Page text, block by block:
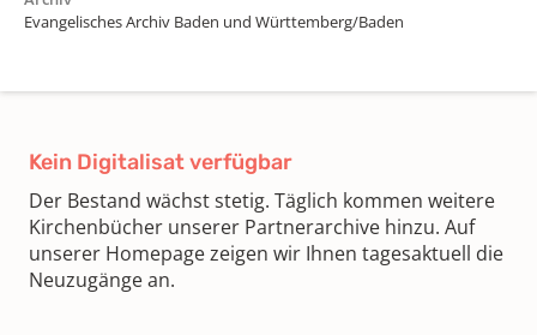
Evangelisches Archiv Baden und Württemberg/Baden
Kein Digitalisat verfügbar
Der Bestand wächst stetig. Täglich kommen weitere
Kirchenbücher unserer Partnerarchive hinzu. Auf
unserer Homepage zeigen wir Ihnen tagesaktuell die
Neuzugänge an.